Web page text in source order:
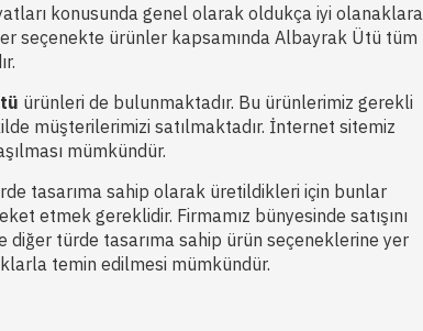
konusunda genel olarak oldukça iyi olanaklara
seçenekte ürünler kapsamında Albayrak Ütü tüm
ürünleri de bulunmaktadır. Bu ürünlerimiz gerekli
müşterilerimizi satılmaktadır. İnternet sitemiz
mümkündür.
tasarıma sahip olarak üretildikleri için bunlar
etmek gereklidir. Firmamız bünyesinde satışını
diğer türde tasarıma sahip ürün seçeneklerine yer
temin edilmesi mümkündür.